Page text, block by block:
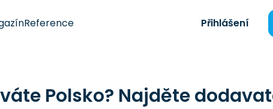
Reference Přihlášení
Polsko? Najděte